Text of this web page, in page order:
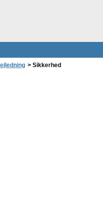
> Sikkerhed